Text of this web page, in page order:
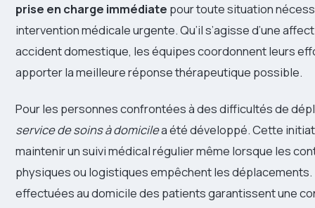
prise en charge immédiate pour toute situation
intervention médicale urgente. Qu’il s’agisse d’une
accident domestique, les équipes coordonnent leurs
apporter la meilleure réponse thérapeutique possible.
Pour les personnes confrontées à des difficultés de
service de soins à domicilea été développé. Cette
maintenir un suivi médical régulier même lorsque les
physiques ou logistiques empêchent les
effectuées au domicile des patients garantissent une